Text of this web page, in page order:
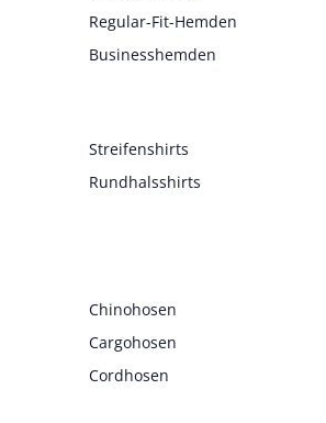
Regular-Fit-Hemden
Businesshemden
Streifenshirts
Rundhalsshirts
Chinohosen
Cargohosen
Cordhosen